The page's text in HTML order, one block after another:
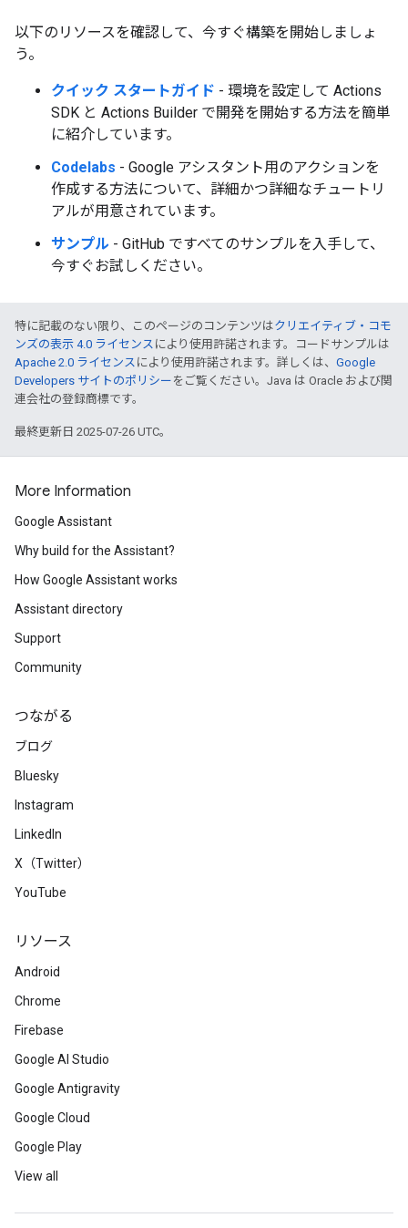
以下のリソースを確認して、今すぐ構築を開始しましょ
う。
クイック スタートガイド - 環境を設定して Actions
SDK と Actions Builder で開発を開始する方法を簡単
に紹介しています。
Codelabs - Google アシスタント用のアクションを
作成する方法について、詳細かつ詳細なチュートリ
アルが用意されています。
サンプル - GitHub ですべてのサンプルを入手して、
今すぐお試しください。
特に記載のない限り、このページのコンテンツはクリエイティブ・コモ
ンズの表示 4.0 ライセンス により使用許諾されます。コードサンプルは
Apache 2.0 ライセンス により使用許諾されます。詳しくは、 Google
Developers サイトのポリシー をご覧ください。Java は Oracle および関
連会社の登録商標です。
最終更新日 2025-07-26 UTC。
More Information
Google Assistant
Why build for the Assistant?
How Google Assistant works
Assistant directory
Support
Community
つながる
ブログ
Bluesky
Instagram
LinkedIn
X（Twitter）
YouTube
リソース
Android
Chrome
Firebase
Google AI Studio
Google Antigravity
Google Cloud
Google Play
View all